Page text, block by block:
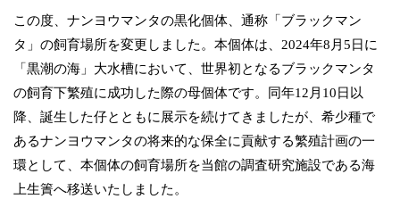
この度、ナンヨウマンタの黒化個体、通称「ブラックマン
タ」の飼育場所を変更しました。本個体は、2024年8月5日に
「黒潮の海」大水槽において、世界初となるブラックマンタ
の飼育下繁殖に成功した際の母個体です。同年12月10日以
降、誕生した仔とともに展示を続けてきましたが、希少種で
あるナンヨウマンタの将来的な保全に貢献する繁殖計画の一
環として、本個体の飼育場所を当館の調査研究施設である海
上生簀へ移送いたしました。